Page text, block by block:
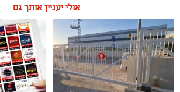
אולי יעניין אותך גם